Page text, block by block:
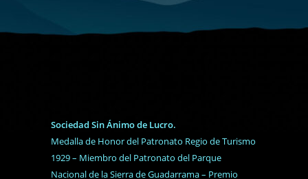
de
Sociedad Sin Ánimo de Lucro.
Medalla de Honor del Patronato Regio de Turismo
1929 – Miembro del Patronato del Parque
Nacional de la Sierra de Guadarrama – Premio